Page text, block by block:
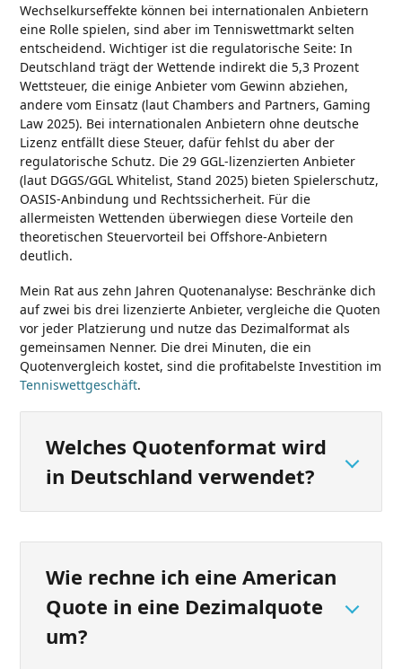
Wechselkurseffekte können bei internationalen Anbietern
eine Rolle spielen, sind aber im Tenniswettmarkt selten
entscheidend. Wichtiger ist die regulatorische Seite: In
Deutschland trägt der Wettende indirekt die 5,3 Prozent
Wettsteuer, die einige Anbieter vom Gewinn abziehen,
andere vom Einsatz (laut Chambers and Partners, Gaming
Law 2025). Bei internationalen Anbietern ohne deutsche
Lizenz entfällt diese Steuer, dafür fehlst du aber der
regulatorische Schutz. Die 29 GGL-lizenzierten Anbieter
(laut DGGS/GGL Whitelist, Stand 2025) bieten Spielerschutz,
OASIS-Anbindung und Rechtssicherheit. Für die
allermeisten Wettenden überwiegen diese Vorteile den
theoretischen Steuervorteil bei Offshore-Anbietern
deutlich.
Mein Rat aus zehn Jahren Quotenanalyse: Beschränke dich
auf zwei bis drei lizenzierte Anbieter, vergleiche die Quoten
vor jeder Platzierung und nutze das Dezimalformat als
gemeinsamen Nenner. Die drei Minuten, die ein
Quotenvergleich kostet, sind die profitabelste Investition im
Tenniswettgeschäft.
Welches Quotenformat wird
in Deutschland verwendet?
Wie rechne ich eine American
Quote in eine Dezimalquote
um?